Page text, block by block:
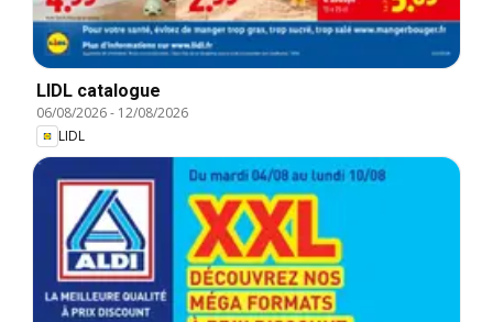
LIDL catalogue
06/08/2026- 12/08/2026
LIDL